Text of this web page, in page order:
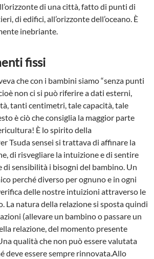
di una città, fatto di punti di
di edifici, all’orizzonte dell’oceano. È
inebriante.
fissi
che con i bambini siamo “senza punti
non ci si può riferire a dati esterni,
tanti centimetri, tale capacità, tale
è ciò che consiglia la maggior parte
È lo spirito della
Tsuda sensei si trattava di affinare la
di risvegliare la intuizione e di sentire
sensibilità i bisogni del bambino. Un
perché diverso per ognuno e in ogni
delle nostre intuizioni attraverso le
La natura della relazione si sposta quindi
(allevare un bambino o passare un
relazione, del momento presente
qualità che non può essere valutata
deve essere sempre rinnovata.Allo